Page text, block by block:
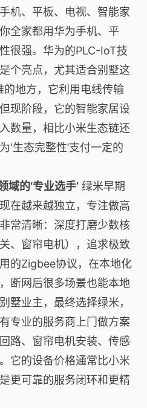
机、平板、电视、智能家
全家都用华为手机、平
很强。华为的PLC-IoT技
个亮点，尤其适合别墅这
地方，它利用电线传输
现阶段，它的智能家居设
数量，相比小米生态链还
‘生态完整性’支付一定的
的‘专业选手’ 绿米早期
在越来越独立，专注做高
常清晰：深度打磨少数核
、窗帘电机），追求极致
的Zigbee协议，在本地化
断网后很多场景也能本地
墅业主，最终选择绿米，
专业的服务商上门做方案
路、窗帘电机安装、传感
它的设备价格通常比小米
更可靠的服务闭环和更精